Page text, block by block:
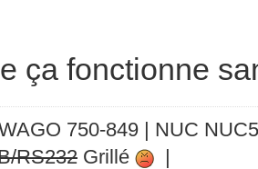
ça fonctionne
750-849 | NUC
RS232 Grillé
|